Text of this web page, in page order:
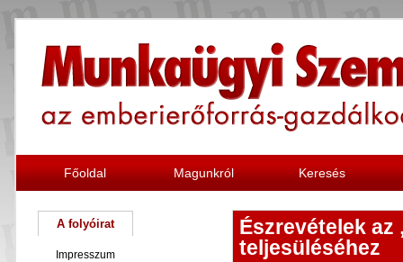
Főoldal Magunkról Keresés
Észrevételek az
teljesüléséhez
A folyóirat
Impresszum